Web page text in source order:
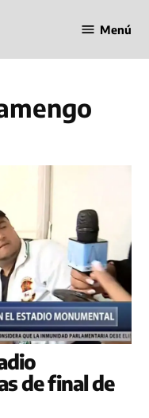
Menú
de final de